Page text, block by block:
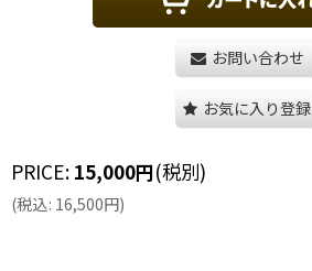
お問い合わせ
お気に入り登録
PRICE: 15,000円(税別)
(税込: 16,500円)